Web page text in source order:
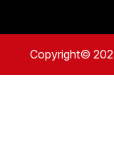
Copyright©